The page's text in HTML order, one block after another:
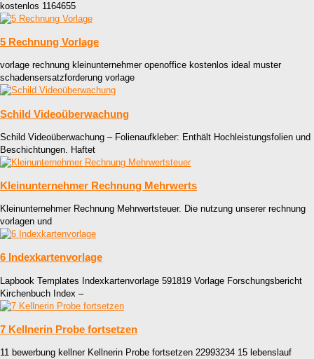
kostenlos 1164655
5 Rechnung Vorlage
vorlage rechnung kleinunternehmer openoffice kostenlos ideal muster
schadensersatzforderung vorlage
Schild Videoüberwachung
Schild Videoüberwachung – Folienaufkleber: Enthält Hochleistungsfolien und
Beschichtungen. Haftet
Kleinunternehmer Rechnung Mehrwerts
Kleinunternehmer Rechnung Mehrwertsteuer. Die nutzung unserer rechnung
vorlagen und
6 Indexkartenvorlage
Lapbook Templates Indexkartenvorlage 591819 Vorlage Forschungsbericht
Kirchenbuch Index –
7 Kellnerin Probe fortsetzen
11 bewerbung kellner Kellnerin Probe fortsetzen 22993234 15 lebenslauf